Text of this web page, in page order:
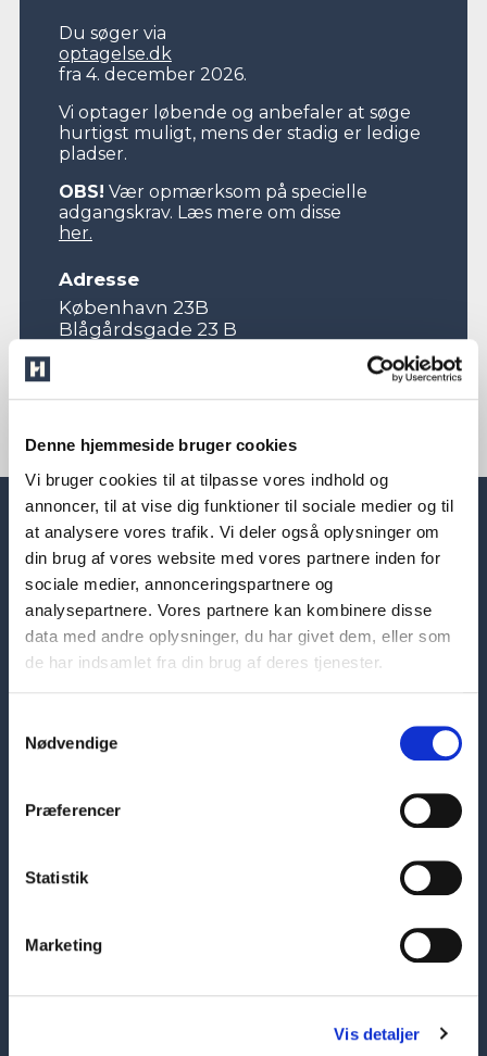
Denne hjemmeside bruger cookies
Vi bruger cookies til at tilpasse vores indhold og
annoncer, til at vise dig funktioner til sociale medier og til
at analysere vores trafik. Vi deler også oplysninger om
din brug af vores website med vores partnere inden for
sociale medier, annonceringspartnere og
analysepartnere. Vores partnere kan kombinere disse
data med andre oplysninger, du har givet dem, eller som
de har indsamlet fra din brug af deres tjenester.
Nødvendige
Præferencer
Statistik
Marketing
Vis detaljer
Du søger via
optagelse.dk
fra 4. december 2026.
Vi optager løbende og anbefaler at søge
hurtigst muligt, mens der stadig er ledige
pladser.
OBS! Vær opmærksom på specielle
adgangskrav. Læs mere om disse
her.
Adresse
København 23B
Blågårdsgade 23 B
Kontaktinformationer